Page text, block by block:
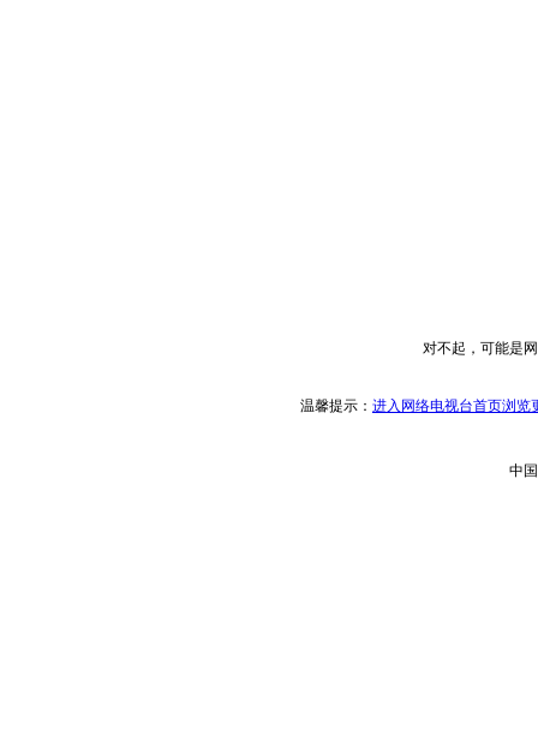
对不起，可能是
温馨提示： 进入网络电视台首页浏览
中